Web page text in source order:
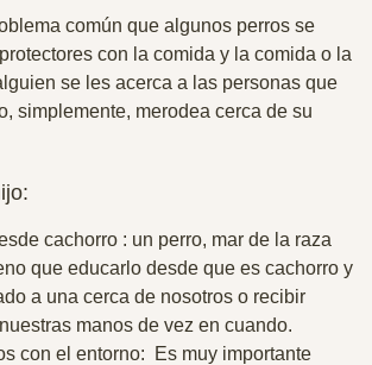
común que algunos perros se
con la comida y la comida o la
se les acerca a las personas que
simplemente, merodea cerca de su
cachorro : un perro, mar de la raza
que educarlo desde que es cachorro y
a una cerca de nosotros o recibir
manos de vez en cuando.
con el entorno: Es muy importante